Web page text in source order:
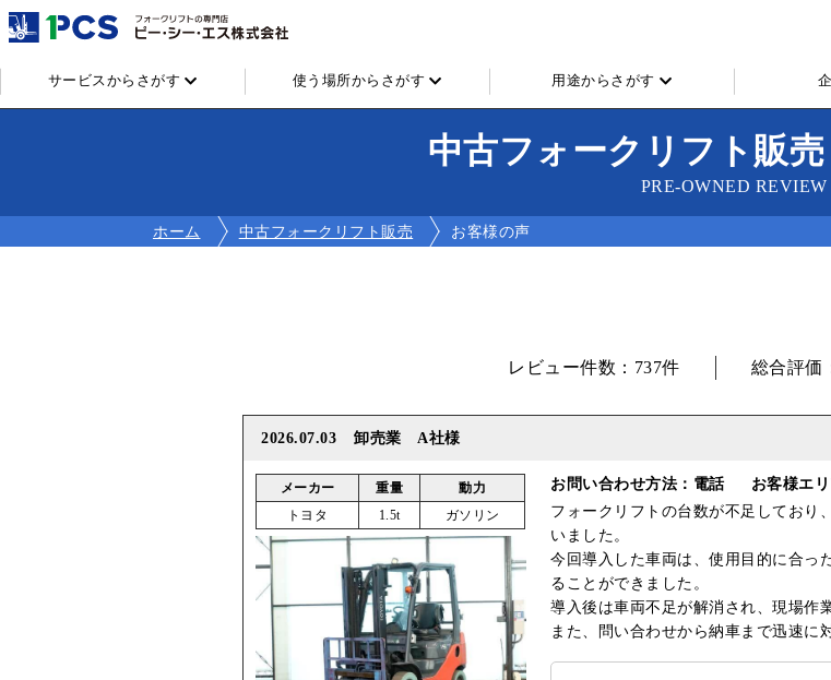
サービスからさがす 使う場所からさがす 用途からさがす
中古フォークリフト販
PRE-OWNED REVIEW
ホーム 中古フォークリフト販売 お客様の声
レビュー件数：737件 総合評価
2026.07.03 卸売業 A社様
メーカー 重量
動力
トヨタ
1.5t ガソリン
お問い合わせ方法：電話
お客様エ
フォークリフトの台数が不足しており
いました。
今回導入した車両は、使用目的に合っ
ることができました。
導入後は車両不足が解消され、現場作
また、問い合わせから納車まで迅速に